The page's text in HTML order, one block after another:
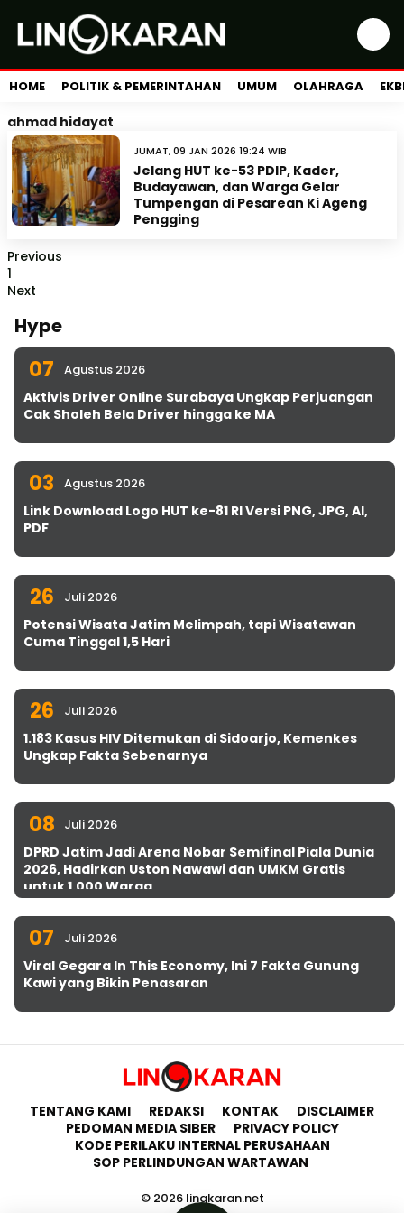
HOME POLITIK & PEMERINTAHAN UMUM OLAHRAGA
ahmad hidayat
JUMAT, 09 JAN 2026 19:24 WIB
Jelang HUT ke-53 PDIP, Kader,
Budayawan, dan Warga Gelar
Tumpengan di Pesarean Ki Ageng
Pengging
Previous
1
Next
Hype
07 Agustus 2026
Aktivis Driver Online Surabaya Ungkap Perjuangan
Cak Sholeh Bela Driver hingga ke MA
03 Agustus 2026
Link Download Logo HUT ke-81 RI Versi PNG, JPG, AI,
PDF
26 Juli 2026
Potensi Wisata Jatim Melimpah, tapi Wisatawan
Cuma Tinggal 1,5 Hari
26 Juli 2026
1.183 Kasus HIV Ditemukan di Sidoarjo, Kemenkes
Ungkap Fakta Sebenarnya
08 Juli 2026
DPRD Jatim Jadi Arena Nobar Semifinal Piala Dunia
2026, Hadirkan Uston Nawawi dan UMKM Gratis
untuk 1.000 Warga
07 Juli 2026
Viral Gegara In This Economy, Ini 7 Fakta Gunung
Kawi yang Bikin Penasaran
TENTANG KAMI REDAKSI KONTAK
DISCLAIMER
PEDOMAN MEDIA SIBER
PRIVACY POLICY
KODE PERILAKU INTERNAL PERUSAHAAN
SOP PERLINDUNGAN WARTAWAN
© 2026 lingkaran.net